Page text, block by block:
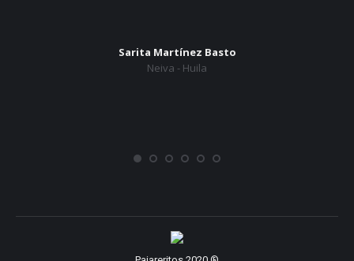
Sarita Martínez Basto
Neiva - Huila